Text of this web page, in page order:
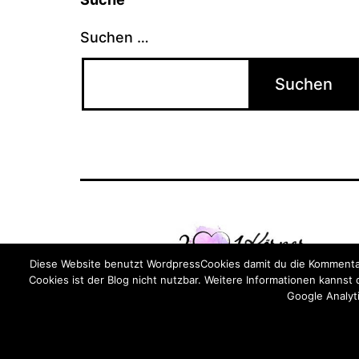
Suchen …
Diese Website benutzt WordpressCookies damit du die
Cookies ist der Blog nicht nutzbar. Weitere Informationen kannst
Google